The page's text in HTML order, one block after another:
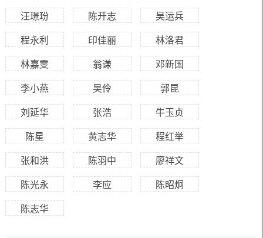
汪璟玢 陈开志 吴运兵
程永利 印佳丽 林洛君
林嘉雯 翁谦 邓新国
李小燕 吴伶 郭昆
刘延华 张浩 牛玉贞
陈星 黄志华 程红举
张和洪 陈羽中 廖祥文
陈光永 李应 陈昭炯
陈志华